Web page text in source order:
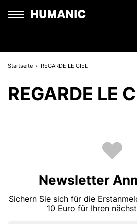
Startseite REGARDE LE CIEL
REGARDE LE
Newsletter
Sichern Sie sich für die
10 Euro für Ihren